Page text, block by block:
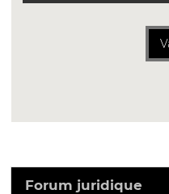
Forum juridique